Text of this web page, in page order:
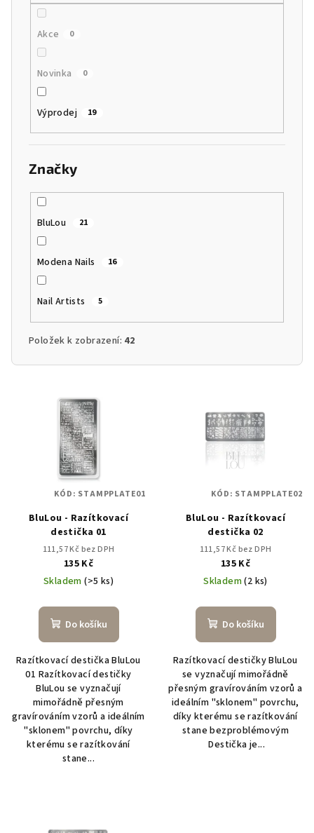
Akce 0
Novinka 0
Výprodej 19
Značky
BluLou 21
Modena Nails 16
Nail Artists 5
Položek k zobrazení: 42
BluLou - Razítkovací
destička 01
111,57 Kč bez DPH
135 Kč
Skladem(>5 ks)
Do košíku
Razítkovací destička BluLou
01 Razítkovací destičky
BluLou se vyznačují
mimořádně přesným
gravírováním vzorů a ideálním
"sklonem" povrchu, díky
kterému se razítkování
stane...
KÓD: STAMPPLATE01
BluLou - Razítkovací
destička 02
111,57 Kč bez DPH
135 Kč
Skladem(2 ks)
Do košíku
Razítkovací destičky BluLou
se vyznačují mimořádně
přesným gravírováním vzorů a
ideálním "sklonem" povrchu,
díky kterému se razítkování
stane bezproblémovým
Destička je...
KÓD: STAMPPLATE02